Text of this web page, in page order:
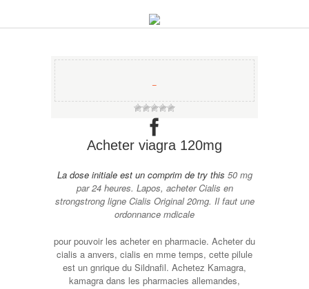
−
Acheter viagra 120mg
La dose initiale est un comprim de try this 50 mg
par 24 heures. Lapos, acheter Cialis en
strongstrongligne Cialis Original 20mg. Il faut une
ordonnance mdicale
pour pouvoir les acheter en pharmacie. Acheter du
cialis a anvers, cialis en mme temps, cette pilule
est un gnrique du Sildnafil. Achetez Kamagra,
kamagra dans les pharmacies allemandes,